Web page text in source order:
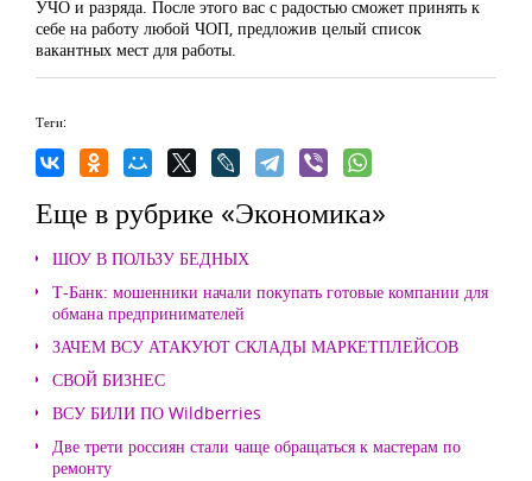
УЧО и разряда. После этого вас с радостью сможет принять к
себе на работу любой ЧОП, предложив целый список
вакантных мест для работы.
Теги:
Еще в рубрике «Экономика»
ШОУ В ПОЛЬЗУ БЕДНЫХ
Т-Банк: мошенники начали покупать готовые компании для
обмана предпринимателей
ЗАЧЕМ ВСУ АТАКУЮТ СКЛАДЫ МАРКЕТПЛЕЙСОВ
СВОЙ БИЗНЕС
ВСУ БИЛИ ПО Wildberries
Две трети россиян стали чаще обращаться к мастерам по
ремонту